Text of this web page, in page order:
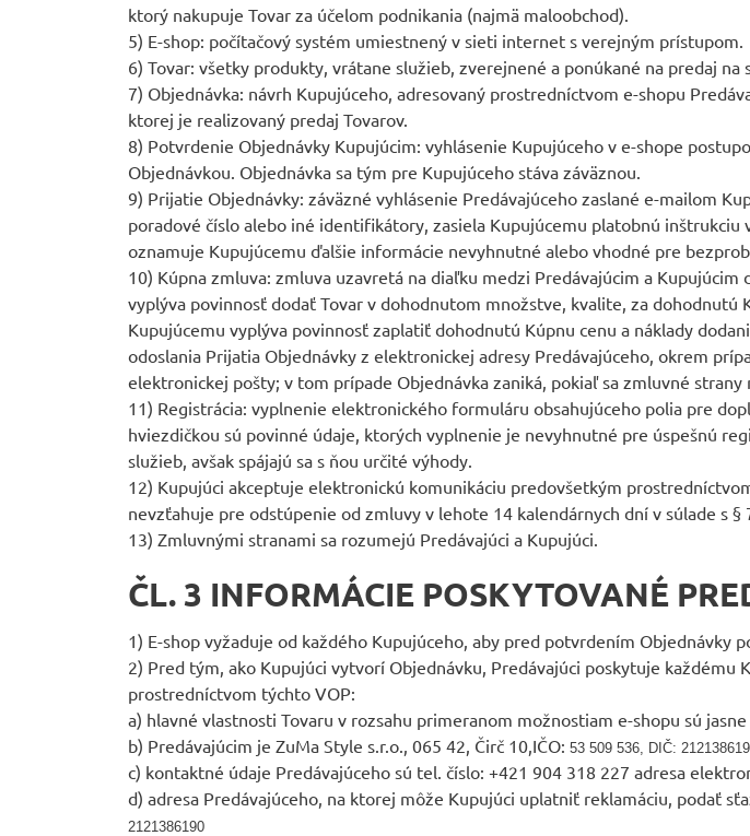
ktorý nakupuje Tovar za účelom podnikania (najmä maloobchod).
5) E-shop: počítačový systém umiestnený v sieti internet s verejným prístupom.
6) Tovar: všetky produkty, vrátane služieb, zverejnené a ponúkané na predaj na
7) Objednávka: návrh Kupujúceho, adresovaný prostredníctvom e-shopu
ktorej je realizovaný predaj Tovarov.
8) Potvrdenie Objednávky Kupujúcim: vyhlásenie Kupujúceho v e-shope
Objednávkou. Objednávka sa tým pre Kupujúceho stáva záväznou.
9) Prijatie Objednávky: záväzné vyhlásenie Predávajúceho zaslané e-mailom
poradové číslo alebo iné identifikátory, zasiela Kupujúcemu platobnú
oznamuje Kupujúcemu ďalšie informácie nevyhnutné alebo vhodné pre
10) Kúpna zmluva: zmluva uzavretá na diaľku medzi Predávajúcim a
vyplýva povinnosť dodať Tovar v dohodnutom množstve, kvalite, za
Kupujúcemu vyplýva povinnosť zaplatiť dohodnutú Kúpnu cenu a náklady
odoslania Prijatia Objednávky z elektronickej adresy Predávajúceho, okrem
elektronickej pošty; v tom prípade Objednávka zaniká, pokiaľ sa zmluvné strany
11) Registrácia: vyplnenie elektronického formuláru obsahujúceho polia pre
hviezdičkou sú povinné údaje, ktorých vyplnenie je nevyhnutné pre úspešnú
služieb, avšak spájajú sa s ňou určité výhody.
12) Kupujúci akceptuje elektronickú komunikáciu predovšetkým
nevzťahuje pre odstúpenie od zmluvy v lehote 14 kalendárnych dní v súlade s §
13) Zmluvnými stranami sa rozumejú Predávajúci a Kupujúci.
ČL. 3 INFORMÁCIE POSKYTOVANÉ
1) E-shop vyžaduje od každého Kupujúceho, aby pred potvrdením Objednávky
2) Pred tým, ako Kupujúci vytvorí Objednávku, Predávajúci poskytuje
prostredníctvom týchto VOP:
a) hlavné vlastnosti Tovaru v rozsahu primeranom možnostiam e-shopu sú
b) Predávajúcim je ZuMa Style s.r.o., 065 42, Čirč 10,IČO: 53 509 536, DIČ:
c) kontaktné údaje Predávajúceho sú tel. číslo: +421 904 318 227 adresa
d) adresa Predávajúceho, na ktorej môže Kupujúci uplatniť reklamáciu, podať
2121386190